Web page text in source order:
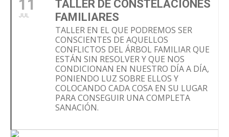
11
JUL
TALLER DE CONSTELACIONES
FAMILIARES
TALLER EN EL QUE PODREMOS SER
CONSCIENTES DE AQUELLOS
CONFLICTOS DEL ÁRBOL FAMILIAR QUE
ESTÁN SIN RESOLVER Y QUE NOS
CONDICIONAN EN NUESTRO DÍA A DÍA,
PONIENDO LUZ SOBRE ELLOS Y
COLOCANDO CADA COSA EN SU LUGAR
PARA CONSEGUIR UNA COMPLETA
SANACIÓN.